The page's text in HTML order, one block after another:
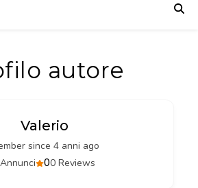
autore
Valerio
since 4 anni ago
00 Reviews
Annunci